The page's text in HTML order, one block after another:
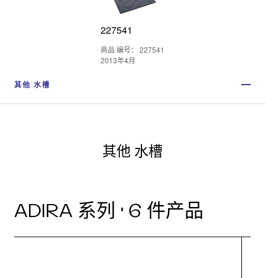
227541
商品 编号： 227541
2013年4月
其他 水槽
其他 水槽
ADIRA 系列 · 6 件产品